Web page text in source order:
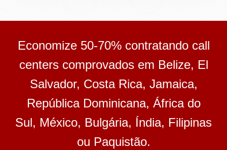
Economize 50-70% contratando call
centers comprovados em Belize, El
Salvador, Costa Rica, Jamaica,
República Dominicana, África do
Sul, México, Bulgária, Índia, Filipinas
ou Paquistão.